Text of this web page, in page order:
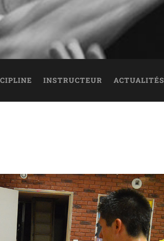
INSTRUCTEUR ACTUALITÉS